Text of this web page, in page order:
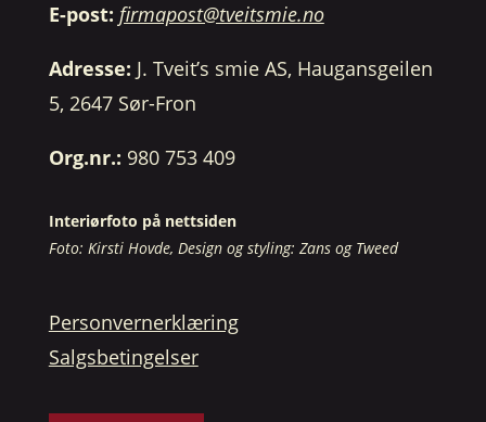
E-post: firmapost@tveitsmie.no
Adresse: J. Tveit’s smie AS, Haugansgeilen
5, 2647 Sør-Fron
Org.nr.: 980 753 409
Interiørfoto på nettsiden
Foto: Kirsti Hovde, Design og styling: Zans og Tweed
Personvernerklæring
Salgsbetingelser